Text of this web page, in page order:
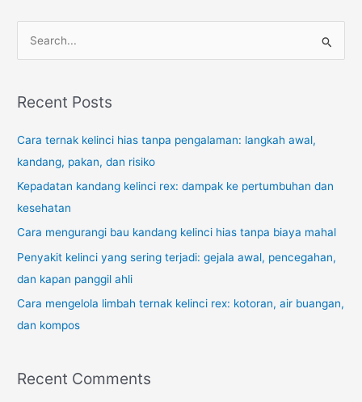
r
h
f
o
r
:
Recent Posts
Cara ternak kelinci hias tanpa pengalaman: langkah awal,
kandang, pakan, dan risiko
Kepadatan kandang kelinci rex: dampak ke pertumbuhan dan
kesehatan
Cara mengurangi bau kandang kelinci hias tanpa biaya mahal
Penyakit kelinci yang sering terjadi: gejala awal, pencegahan,
dan kapan panggil ahli
Cara mengelola limbah ternak kelinci rex: kotoran, air buangan,
dan kompos
Recent Comments